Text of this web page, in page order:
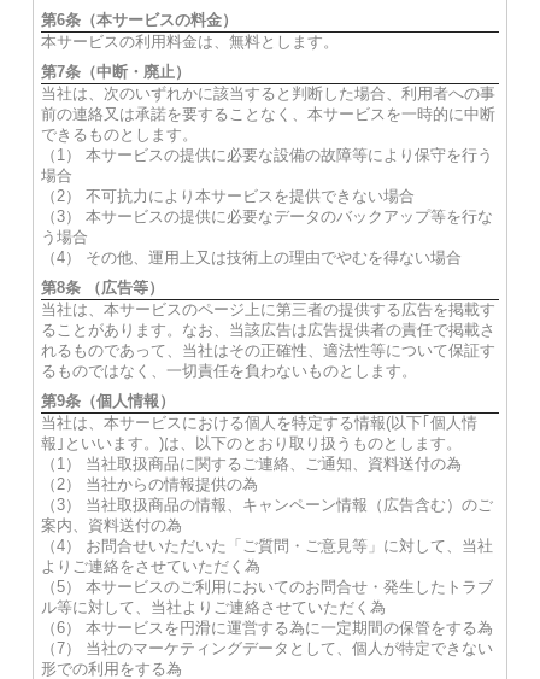
第6条（本サービスの料金）
本サービスの利用料金は、無料とします。
第7条（中断・廃止）
当社は、次のいずれかに該当すると判断した場合、利用者への事
前の連絡又は承諾を要することなく、本サービスを一時的に中断
できるものとします。
（1） 本サービスの提供に必要な設備の故障等により保守を行う
場合
（2） 不可抗力により本サービスを提供できない場合
（3） 本サービスの提供に必要なデータのバックアップ等を行な
う場合
（4） その他、運用上又は技術上の理由でやむを得ない場合
第8条 （広告等）
当社は、本サービスのページ上に第三者の提供する広告を掲載す
ることがあります。なお、当該広告は広告提供者の責任で掲載さ
れるものであって、当社はその正確性、適法性等について保証す
るものではなく、一切責任を負わないものとします。
第9条（個人情報）
当社は、本サービスにおける個人を特定する情報(以下｢個人情
報｣といいます。)は、以下のとおり取り扱うものとします。
（1） 当社取扱商品に関するご連絡、ご通知、資料送付の為
（2） 当社からの情報提供の為
（3） 当社取扱商品の情報、キャンペーン情報（広告含む）のご
案内、資料送付の為
（4） お問合せいただいた「ご質問・ご意見等」に対して、当社
よりご連絡をさせていただく為
（5） 本サービスのご利用においてのお問合せ・発生したトラブ
ル等に対して、当社よりご連絡させていただく為
（6） 本サービスを円滑に運営する為に一定期間の保管をする為
（7） 当社のマーケティングデータとして、個人が特定できない
形での利用をする為